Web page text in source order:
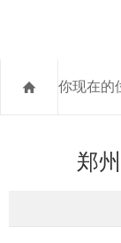
你现在的
郑